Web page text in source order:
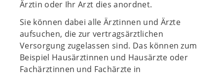
Ärztin oder Ihr Arzt dies anordnet.
Sie können dabei alle Ärztinnen und Ärzte
aufsuchen, die zur vertragsärztlichen
Versorgung zugelassen sind. Das können zum
Beispiel Hausärztinnen und Hausärzte oder
Fachärztinnen und Fachärzte in